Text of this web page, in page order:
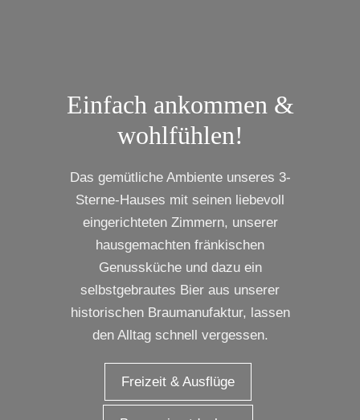
Einfach ankommen &
wohlfühlen!
Das gemütliche Ambiente unseres 3-
Sterne-Hauses mit seinen liebevoll
eingerichteten Zimmern, unserer
hausgemachten fränkischen
Genussküche und dazu ein
selbstgebrautes Bier aus unserer
historischen Braumanufaktur, lassen
den Alltag schnell vergessen.
Freizeit & Ausflüge